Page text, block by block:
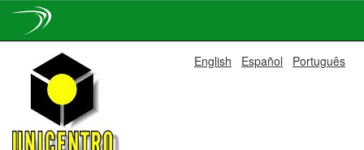
navigation
English Español Português